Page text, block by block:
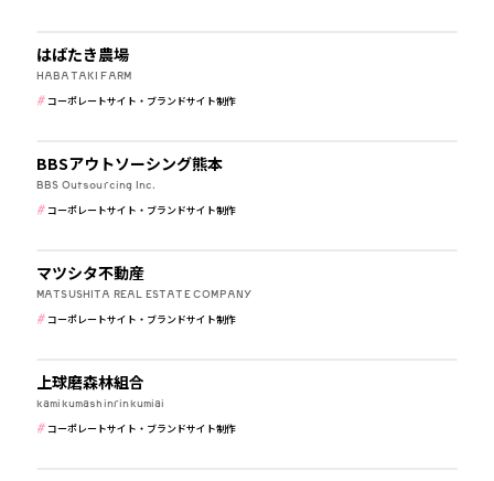
はばたき農場
HABATAKI FARM
コーポレートサイト・ブランドサイト制作
BBSアウトソーシング熊本
BBS Outsourcing Inc.
コーポレートサイト・ブランドサイト制作
マツシタ不動産
MATSUSHITA REAL ESTATE COMPANY
コーポレートサイト・ブランドサイト制作
上球磨森林組合
kamikumashinrinkumiai
コーポレートサイト・ブランドサイト制作